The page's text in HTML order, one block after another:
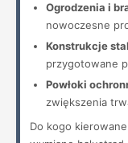
Ogrodzenia i
nowoczesne
Konstrukcje
przygotowane
Powłoki
zwiększenia
Do kogo